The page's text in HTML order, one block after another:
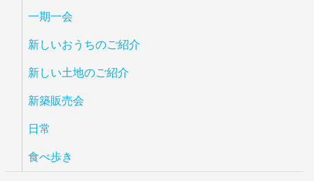
一期一会
新しいおうちのご紹介
新しい土地のご紹介
新築販売会
日常
食べ歩き